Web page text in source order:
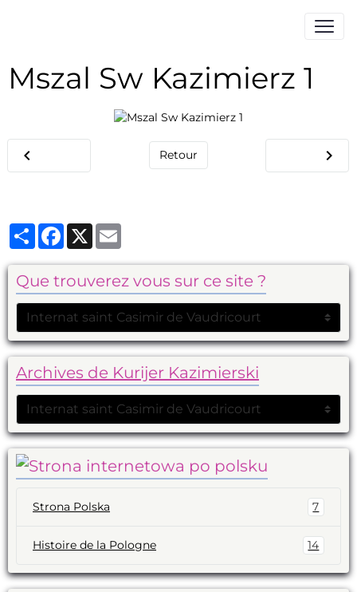
Mszal Sw Kazimierz 1
Retour
PartagerFacebook
X
Que trouverez vous sur ce site ?
Archives de Kurijer Kazimierski
Strona Polska 7
Histoire de la Pologne 14